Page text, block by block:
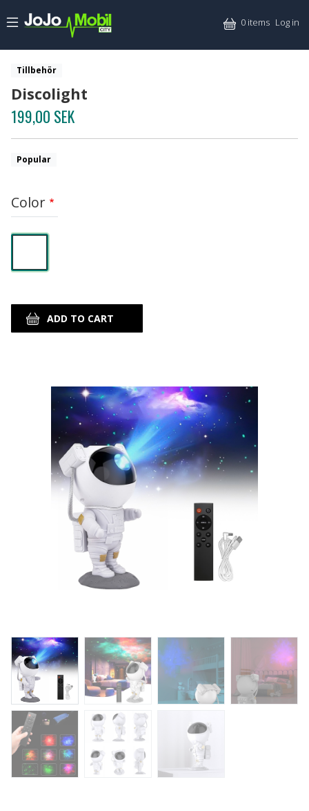
0 items Log in
Tillbehör
Discolight
199,00 SEK
Popular
Color